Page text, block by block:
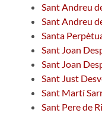
Sant Andreu
Sant Andreu
Santa
Sant Joan
Sant Joan
Sant Just
Sant Martí
Sant Pere de